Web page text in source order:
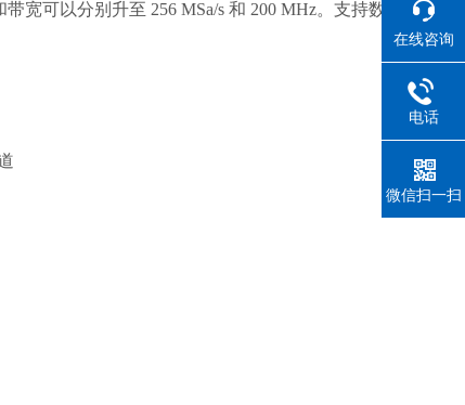
宽可以分别升至 256 MSa/s 和 200 MHz。支持数
在线咨询
电话
微信扫一扫